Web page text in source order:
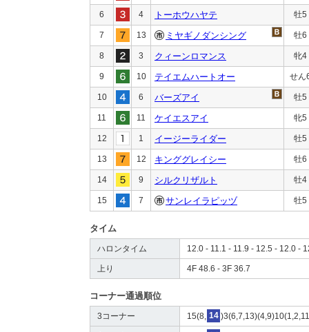
6 4 トーホウハヤテ 牡5
7 13 ミヤギノダンシング 牡6
8 3 クィーンロマンス 牝4
9 10 テイエムハートオー せん
10 6 バーズアイ 牡5
11 11 ケイエスアイ 牝5
12 1 イージーライダー 牡5
13 12 キンググレイシー 牡6
14 9 シルクリザルト 牡4
15 7 サンレイラピッヅ 牡5
タイム
ハロンタイム 12.0 - 11.1 - 11.9 - 12.5 - 12.0 -
上り 4F 48.6 - 3F 36.7
コーナー通過順位
3コーナー 15(8, 14